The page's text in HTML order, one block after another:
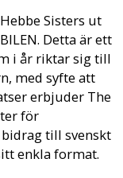
Sisters ut
Detta är ett
i år riktar sig till
med syfte att
erbjuder The
för
till svenskt
enkla format.